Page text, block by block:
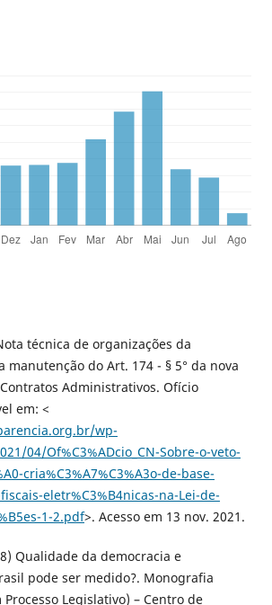
técnica de organizações da
manutenção do Art. 174 - § 5° da nova
Administrativos. Ofício
em: <
wp-
04/Of%C3%ADcio_CN-Sobre-o-veto-
cria%C3%A7%C3%A3o-de-base-
eletr%C3%B4nicas-na-Lei-de-
1-2.pdf>. Acesso em 13 nov. 2021.
Qualidade da democracia e
pode ser medido?. Monografia
Processo Legislativo) – Centro de